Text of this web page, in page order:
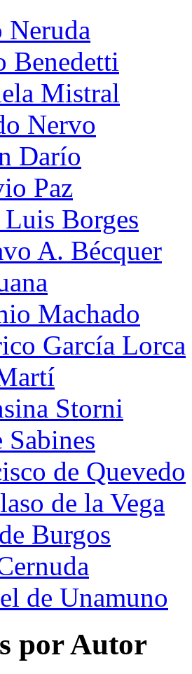
Neruda
Benedetti
Mistral
Nervo
Darío
Paz
Luis Borges
A. Bécquer
Machado
García Lorca
Storni
Sabines
de Quevedo
de la Vega
Burgos
de Unamuno
por Autor